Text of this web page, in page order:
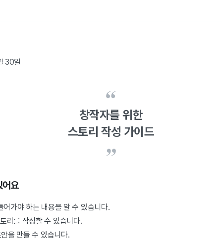
30일
창작자를 위한
스토리 작성 가이드
어요
어가야 하는 내용을 알 수 있습니다.
리를 작성할 수 있습니다.
을 만들 수 있습니다.